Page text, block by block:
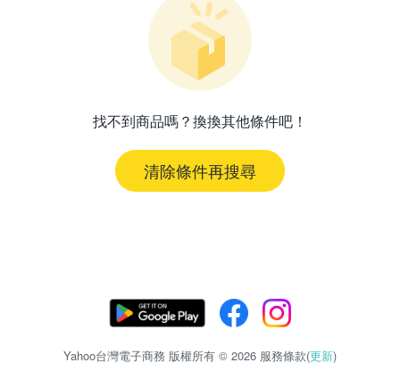
找不到商品嗎？換換其他條件吧！
清除條件再搜尋
Yahoo台灣電子商務 版權所有 © 2026 服務條款(更新)